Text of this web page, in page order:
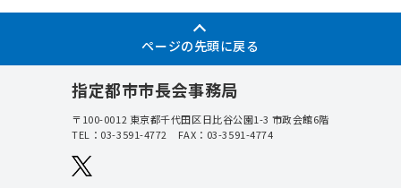
ページの先頭に戻る
指定都市市長会事務局
〒100-0012 東京都千代田区日比谷公園1-3 市政会館6階
TEL： 03-3591-4772 FAX：03-3591-4774